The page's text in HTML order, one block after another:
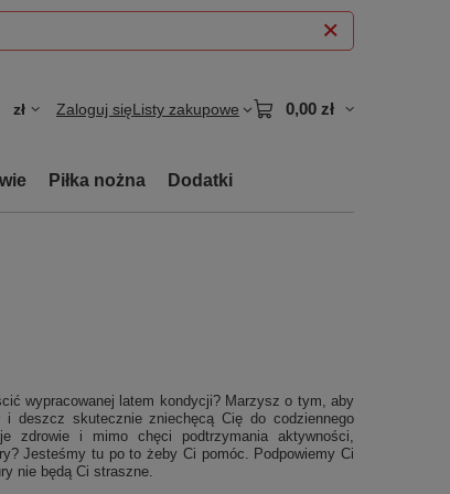
zł Zaloguj sięListy zakupowe 0,00 zł
Piłka nożna Dodatki
wypracowanej latem kondycji? Marzysz o tym, aby
deszcz skutecznie zniechęcą Cię do codziennego
zdrowie i mimo chęci podtrzymania aktywności,
Jesteśmy tu po to żeby Ci pomóc. Podpowiemy Ci
nie będą Ci straszne.